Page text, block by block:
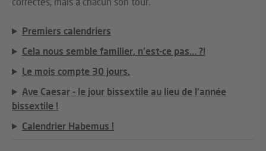
Premiers calendriers
Cela nous semble familier, n'est-ce pas... ?!
Le mois compte 30 jours.
Ave Caesar - le jour bissextile au lieu de l'année
bissextile !
Calendrier Habemus !